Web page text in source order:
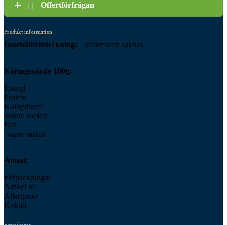
Offertförfrågan
Produkt information
Innehållsförteckning: informaton saknas
Näringsvärde 100g:
Energi
Protein
Kolhydrater
-varav socker
Fett
-varav mättat
Annat:
Förpackningar
Artikel nr.
Allergener
Koktid